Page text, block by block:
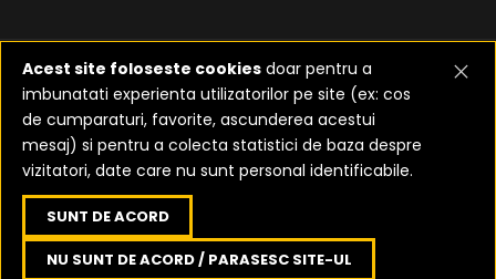
2023-2026 ©
Realizat de
Etusoft Oradea
Acest site foloseste cookies doar pentru a
imbunatati experienta utilizatorilor pe site (ex: cos
de cumparaturi, favorite, ascunderea acestui
mesaj) si pentru a colecta statistici de baza despre
vizitatori, date care nu sunt personal identificabile.
SUNT DE ACORD
NU SUNT DE ACORD / PARASESC SITE-UL